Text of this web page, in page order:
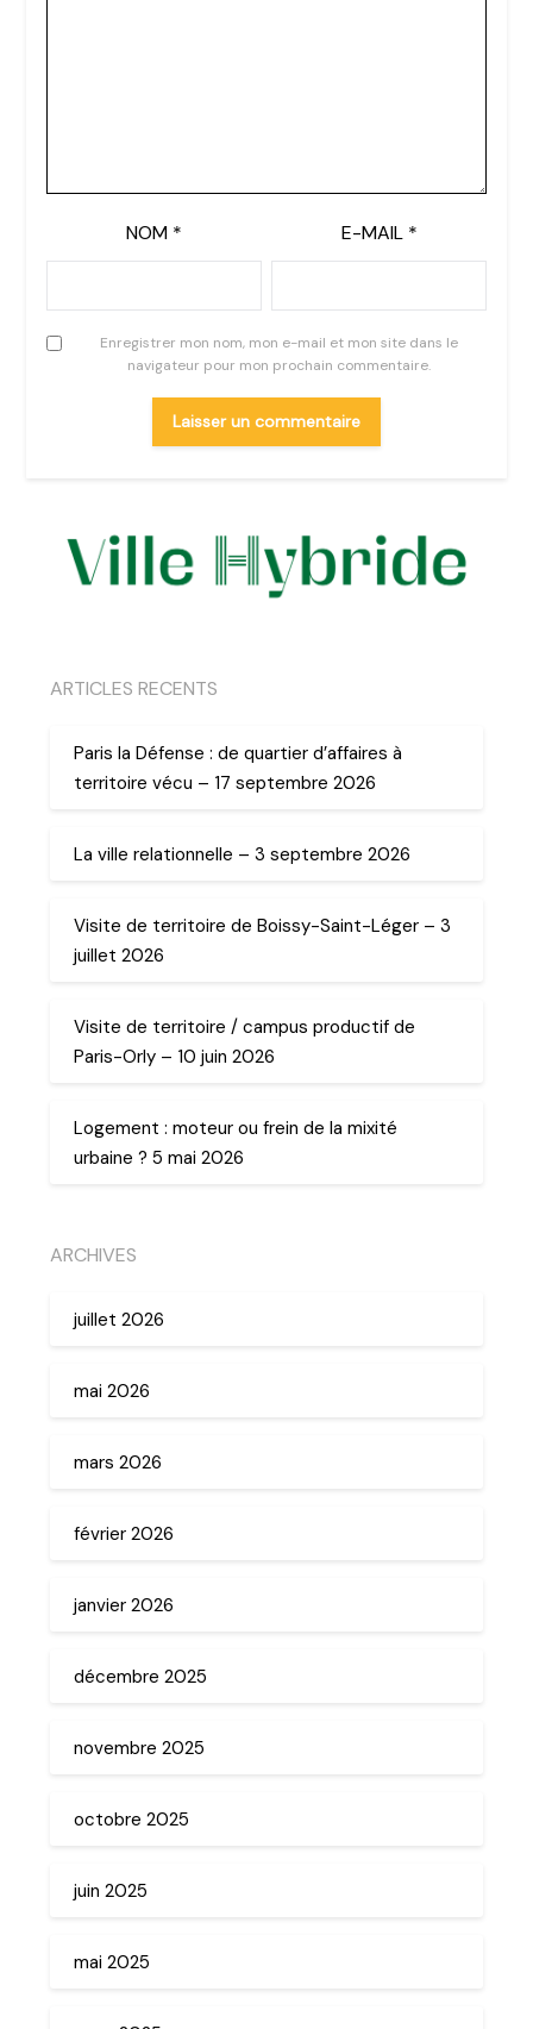
NOM * E-MAIL *
Enregistrer mon nom, mon e-mail et mon site dans le
navigateur pour mon prochain commentaire.
ARTICLES RECENTS
Paris la Défense : de quartier d’affaires à
territoire vécu – 17 septembre 2026
La ville relationnelle – 3 septembre 2026
Visite de territoire de Boissy-Saint-Léger – 3
juillet 2026
Visite de territoire / campus productif de
Paris-Orly – 10 juin 2026
Logement : moteur ou frein de la mixité
urbaine ? 5 mai 2026
ARCHIVES
juillet 2026
mai 2026
mars 2026
février 2026
janvier 2026
décembre 2025
novembre 2025
octobre 2025
juin 2025
mai 2025